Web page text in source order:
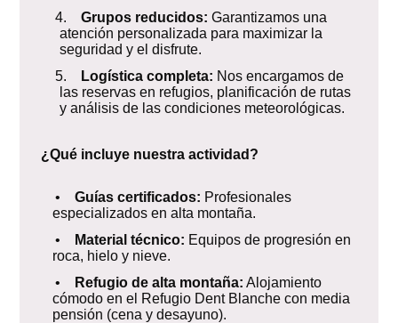
4. Grupos reducidos: Garantizamos una
atención personalizada para maximizar la
seguridad y el disfrute.
5.
Logística completa: Nos encargamos de
las reservas en refugios, planificación de rutas
y análisis de las condiciones meteorológicas.
¿Qué incluye nuestra actividad?
• Guías certificados: Profesionales
especializados en alta montaña.
•
Material técnico: Equipos de progresión en
roca, hielo y nieve.
•
Refugio de alta montaña: Alojamiento
cómodo en el Refugio Dent Blanche con media
pensión (cena y desayuno).